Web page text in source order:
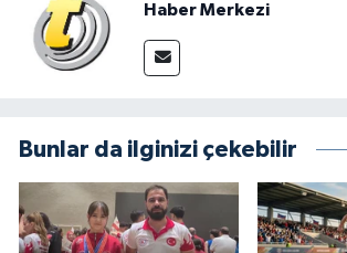
Haber Merkezi
Bunlar da ilginizi çekebilir